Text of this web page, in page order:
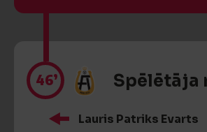
46’ Spēlētāja
Lauris Patriks Evarts